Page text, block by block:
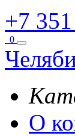
+7
0
О